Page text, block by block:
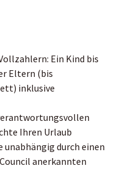
Ein Kind bis
Eltern (bis
inklusive
Ihren Urlaub
durch einen
anerkannten